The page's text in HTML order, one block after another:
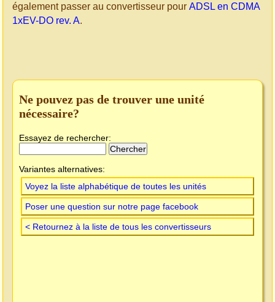
également passer au convertisseur pour ADSL en CDMA
1xEV-DO rev. A.
Ne pouvez pas de trouver une unité
nécessaire?
Essayez de rechercher:
Variantes alternatives:
Voyez la liste alphabétique de toutes les unités
Poser une question sur notre page facebook
< Retournez à la liste de tous les convertisseurs